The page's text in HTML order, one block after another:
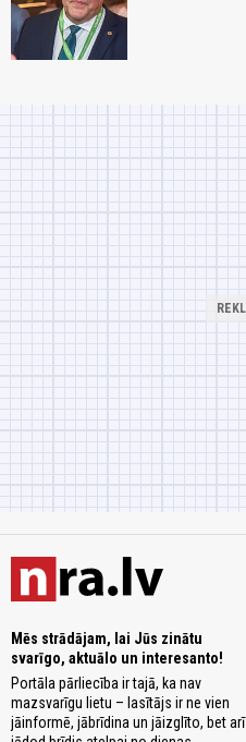
Mēs strādājam, lai Jūs zinātu
svarīgo, aktuālo un interesanto!
Portāla pārliecība ir tajā, ka nav
mazsvarīgu lietu – lasītājs ir ne vien
jāinformē, jābrīdina un jāizglīto, bet arī